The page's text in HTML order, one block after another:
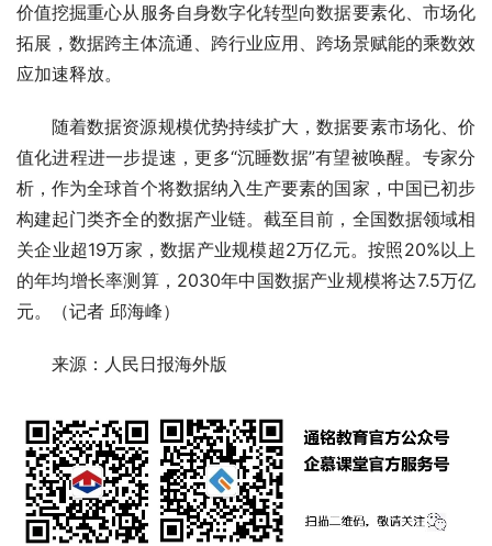
价值挖掘重心从服务自身数字化转型向数据要素化、市场化
拓展，数据跨主体流通、跨行业应用、跨场景赋能的乘数效
应加速释放。
随着数据资源规模优势持续扩大，数据要素市场化、价
值化进程进一步提速，更多“沉睡数据”有望被唤醒。专家分
析，作为全球首个将数据纳入生产要素的国家，中国已初步
构建起门类齐全的数据产业链。截至目前，全国数据领域相
关企业超19万家，数据产业规模超2万亿元。按照20%以上
的年均增长率测算，2030年中国数据产业规模将达7.5万亿
元。（记者 邱海峰）
来源：人民日报海外版